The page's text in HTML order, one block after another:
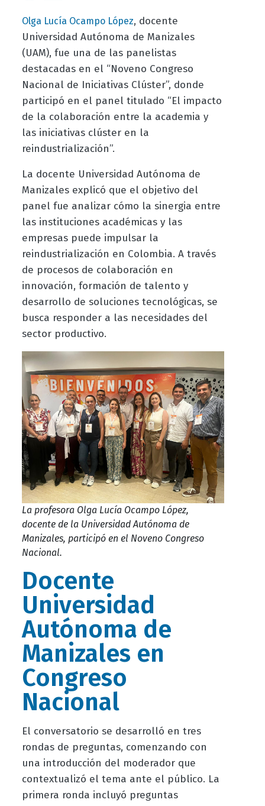
Olga Lucía Ocampo López, docente
Universidad Autónoma de Manizales
(UAM), fue una de las panelistas
destacadas en el “Noveno Congreso
Nacional de Iniciativas Clúster”, donde
participó en el panel titulado “El impacto
de la colaboración entre la academia y
las iniciativas clúster en la
reindustrialización”.
La docente Universidad Autónoma de
Manizales explicó que el objetivo del
panel fue analizar cómo la sinergia entre
las instituciones académicas y las
empresas puede impulsar la
reindustrialización en Colombia. A través
de procesos de colaboración en
innovación, formación de talento y
desarrollo de soluciones tecnológicas, se
busca responder a las necesidades del
sector productivo.
La profesora Olga Lucía Ocampo López,
docente de la Universidad Autónoma de
Manizales, participó en el Noveno Congreso
Nacional.
Docente
Universidad
Autónoma de
Manizales en
Congreso
Nacional
El conversatorio se desarrolló en tres
rondas de preguntas, comenzando con
una introducción del moderador que
contextualizó el tema ante el público. La
primera ronda incluyó preguntas